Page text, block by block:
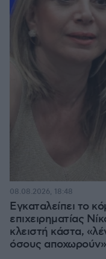
Εγκαταλείπει το
επιχειρηματίας
κλειστή κάστα,
όσους αποχωρούν»
08.08.2026, 18:48